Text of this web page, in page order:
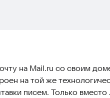
на Mail.ru со своим
на той же
писем. Только